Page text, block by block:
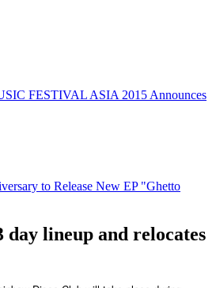
FESTIVAL ASIA 2015 Announces
to Release New EP "Ghetto
day lineup and relocates